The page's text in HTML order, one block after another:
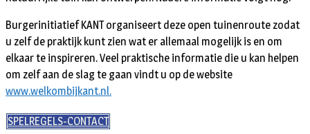
Burgerinitiatief KANT organiseert deze open tuinenroute zodat
u zelf de praktijk kunt zien wat er allemaal mogelijk is en om
elkaar te inspireren. Veel praktische informatie die u kan helpen
om zelf aan de slag te gaan vindt u op de website
www.welkombijkant.nl.
SPELREGELS-CONTACT